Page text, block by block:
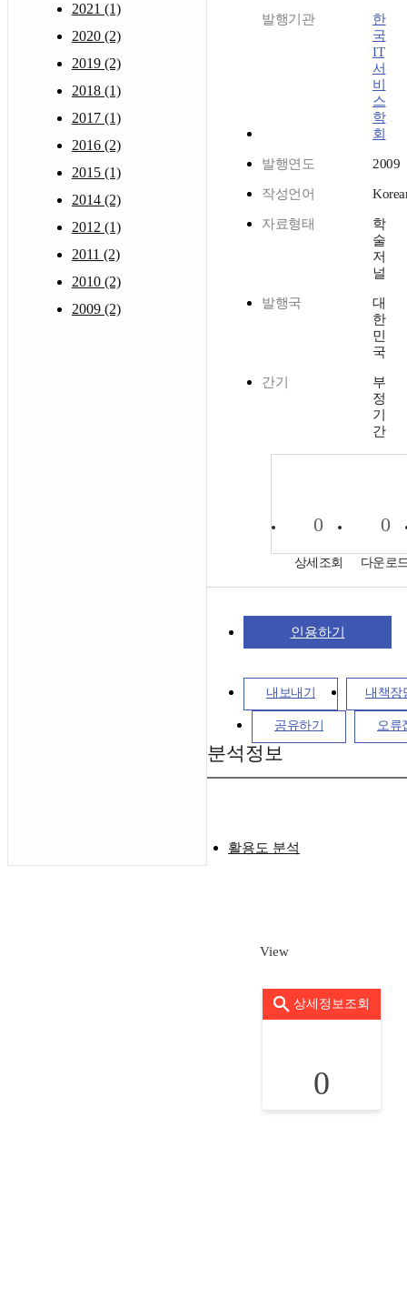
2021 (1)
2020 (2)
2019 (2)
2018 (1)
2017 (1)
2016 (2)
2015 (1)
2014 (2)
2012 (1)
2011 (2)
2010 (2)
2009 (2)
발행기관
한
국
IT
서
비
스
학
회
발행연도 2009
작성언어
자료형태
학
술
저
널
발행국
대
한
민
국
간기
부
정
기
간
0
상세조회
0
다운로
인용하기
내보내기 내책장
공유하기 오류
분석정보
활용도 분석
View
상세정보조회
0